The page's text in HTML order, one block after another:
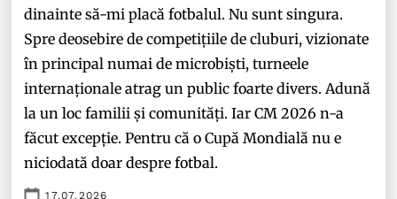
dinainte să-mi placă fotbalul. Nu sunt singura.
Spre deosebire de competițiile de cluburi, vizionate
în principal numai de microbiști, turneele
internaționale atrag un public foarte divers. Adună
la un loc familii și comunități. Iar CM 2026 n-a
făcut excepție. Pentru că o Cupă Mondială nu e
niciodată doar despre fotbal.
17.07.2026